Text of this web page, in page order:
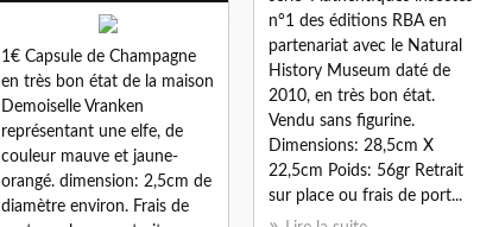
n°1 des éditions RBA en
partenariat avec le Natural
History Museum daté de
2010, en très bon état.
Vendu sans figurine.
Dimensions: 28,5cm X
22,5cm Poids: 56gr Retrait
sur place ou frais de port...
1€ Capsule de Champagne
en très bon état de la maison
Demoiselle Vranken
représentant une elfe, de
couleur mauve et jaune-
orangé. dimension: 2,5cm de
diamètre environ. Frais de